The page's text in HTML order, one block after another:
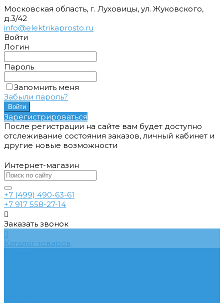
Московская область, г. Луховицы, ул. Жуковского,
д.3/42
info@elektrikaprosto.ru
Войти
Логин
Пароль
Запомнить меня
Забыли пароль?
Зарегистрироваться
После регистрации на сайте вам будет доступно
отслеживание состояния заказов, личный кабинет и
другие новые возможности
Интернет-магазин
+7 (499) 490-63-61
+7 917 558-27-14
Заказать звонок
Каталог товаров